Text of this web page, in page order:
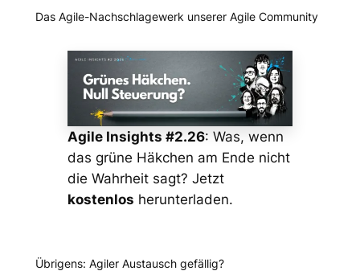
Das Agile-Nachschlagewerk unserer Agile Community
Agile Insights #2.26: Was, wenn
das grüne Häkchen am Ende nicht
die Wahrheit sagt? Jetzt
kostenlos herunterladen.
Übrigens: Agiler Austausch gefällig?